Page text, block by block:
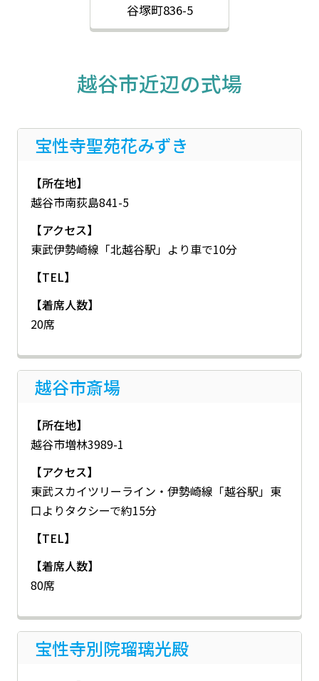
谷塚町836-5
越谷市近辺の式場
越谷市斎場
【所在地】
越谷市増林3989-1
【アクセス】
東武スカイツリーライン・伊勢崎線「越谷駅」東
口よりタクシーで約15分
【TEL】
【着席人数】
80席
宝性寺別院瑠璃光殿
宝性寺聖苑花みずき
【所在地】
越谷市南荻島841-5
【アクセス】
東武伊勢崎線「北越谷駅」より車で10分
【TEL】
【着席人数】
20席